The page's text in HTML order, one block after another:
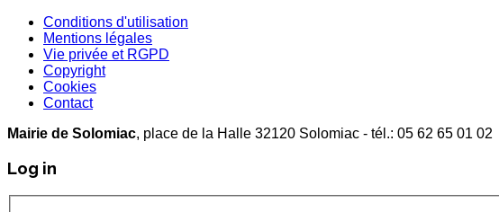
Conditions d'utilisation
Mentions légales
Vie privée et RGPD
Copyright
Cookies
Contact
Mairie de Solomiac, place de la Halle 32120 Solomiac - tél.: 05 62
Log in